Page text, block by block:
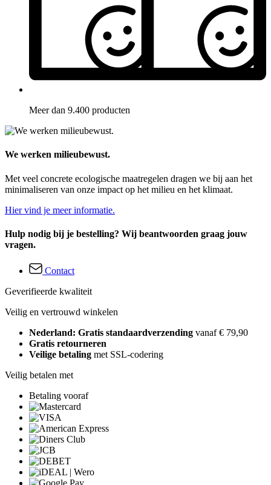
Meer dan 9.400 producten
We werken milieubewust.
Met veel concrete ecologische maatregelen dragen we bij aan het
minimaliseren van onze impact op het milieu en het klimaat.
Hier vind je meer informatie.
Hulp nodig bij je bestelling? Wij beantwoorden graag jouw
vragen.
Contact
Geverifieerde kwaliteit
Veilig en vertrouwd winkelen
Nederland: Gratis standaardverzending vanaf € 79,90
Gratis retourneren
Veilige betaling met SSL-codering
Veilig betalen met
Betaling vooraf